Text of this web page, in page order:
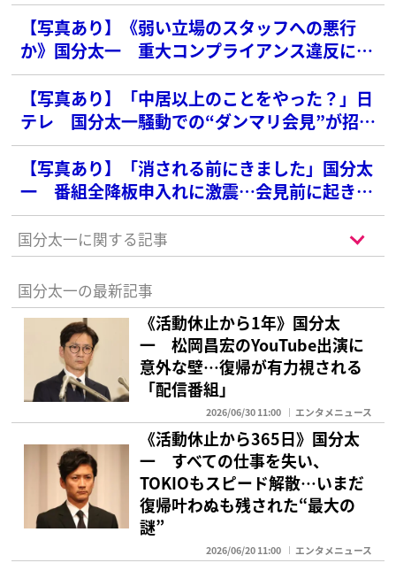
【写真あり】《弱い立場のスタッフへの悪行
か》国分太一 重大コンプライアンス違反に透
ける“悪質性”
【写真あり】「中居以上のことをやった？」日
テレ 国分太一騒動での“ダンマリ会見”が招い
た「深刻な憶測」
【写真あり】「消される前にきました」国分太
一 番組全降板申入れに激震…会見前に起きた
ファンの“緊急行動”
国分太一に関する記事
国分太一の最新記事
《活動休止から1年》国分太
一 松岡昌宏のYouTube出演に
意外な壁…復帰が有力視される
「配信番組」
2026/06/30 11:00 エンタメニュース
《活動休止から365日》国分太
一 すべての仕事を失い、
TOKIOもスピード解散…いまだ
復帰叶わぬも残された“最大の
謎”
2026/06/20 11:00 エンタメニュース